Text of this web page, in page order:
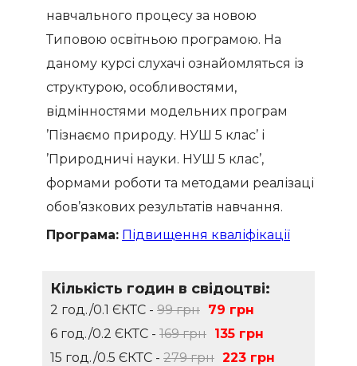
навчального процесу за новою
Типовою освітньою програмою. На
даному курсі слухачі ознайомляться із
структурою, особливостями,
відмінностями модельних програм
’Пізнаємо природу. НУШ 5 клас’ і
’Природничі науки. НУШ 5 клас’,
формами роботи та методами реалізації
обов’язкових результатів навчання.
Програма: Підвищення кваліфікації
Кількість годин в свідоцтві:
2 год./0.1 ЄКТС - 99 грн 79 грн
6 год./0.2 ЄКТС - 169 грн 135 грн
15 год./0.5 ЄКТС - 279 грн 223 грн